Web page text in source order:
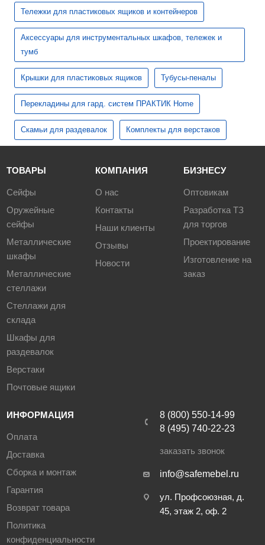
Тележки для пластиковых ящиков и контейнеров
Аксессуары для инструментальных шкафов, тележек и
тумб
Крышки для пластиковых ящиков Тубусы-пеналы
Перекладины для гард. систем ПРАКТИК Home
Скамьи для раздевалок Комплекты для верстаков
ТОВАРЫ
Сейфы
Оружейные
сейфы
Металлические
шкафы
Металлические
стеллажи
Стеллажи для
склада
Шкафы для
раздевалок
Верстаки
Почтовые ящики
КОМПАНИЯ
О нас
Контакты
Наши клиенты
Отзывы
Новости
БИЗНЕСУ
Оптовикам
Разработка ТЗ
для торгов
Проектирование
Изготовление на
заказ
ИНФОРМАЦИЯ
Оплата
Доставка
Сборка и монтаж
Гарантия
Возврат товара
Политика
конфиденциальности
8 (800) 550-14-99
8 (495) 740-22-23
заказать звонок
info@safemebel.ru
ул. Профсоюзная, д.
45, этаж 2, оф. 2